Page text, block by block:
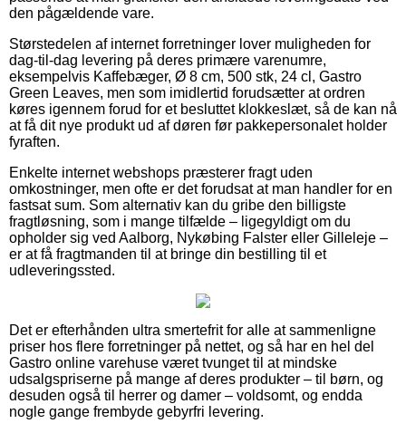
den pågældende vare.
Størstedelen af internet forretninger lover muligheden for
dag-til-dag levering på deres primære varenumre,
eksempelvis Kaffebæger, Ø 8 cm, 500 stk, 24 cl, Gastro
Green Leaves, men som imidlertid forudsætter at ordren
køres igennem forud for et besluttet klokkeslæt, så de kan nå
at få dit nye produkt ud af døren før pakkepersonalet holder
fyraften.
Enkelte internet webshops præsterer fragt uden
omkostninger, men ofte er det forudsat at man handler for en
fastsat sum. Som alternativ kan du gribe den billigste
fragtløsning, som i mange tilfælde – ligegyldigt om du
opholder sig ved Aalborg, Nykøbing Falster eller Gilleleje –
er at få fragtmanden til at bringe din bestilling til et
udleveringssted.
Det er efterhånden ultra smertefrit for alle at sammenligne
priser hos flere forretninger på nettet, og så har en hel del
Gastro online varehuse været tvunget til at mindske
udsalgspriserne på mange af deres produkter – til børn, og
desuden også til herrer og damer – voldsomt, og endda
nogle gange frembyde gebyrfri levering.